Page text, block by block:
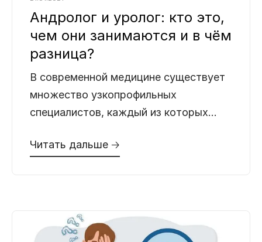
Андролог и уролог: кто это,
чем они занимаются и в чём
разница?
В современной медицине существует
множество узкопрофильных
специалистов, каждый из которых
здоровья. Однако когда речь заходит
Читать дальше 🡢